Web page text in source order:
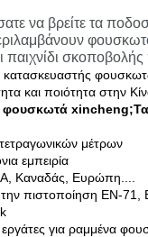
να βρείτε τα
παιχνίδι
κατασκευαστής
και ποιότητα στην
φουσκωτά
μέτρων
εμπειρία
Καναδάς, Ευρώπη....
την πιστοποίηση EN-
εργάτες για ραμμένα